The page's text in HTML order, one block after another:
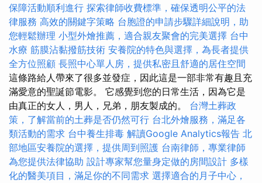
保障活動順利進行 探索律師收費標準，確保透明公平的法
律服務 高效的關鍵字策略 台胞證的申請步驟詳細說明，助
您輕鬆辦理 小型外燴推薦，適合親友聚會的完美選擇 台中
水療 筋膜沾黏撥筋技術 安養院的特色與選擇，為長者提供
全方位照顧 長照中心單人房，提供私密且舒適的居住空間
這條路給人帶來了很多並發症，因此這是一部非常有趣且充
滿愛意的聖誕節電影。 它感覺到您的日常生活，因為它是
由真正的女人，男人，兄弟，朋友製成的。 台灣土葬政
策，了解當前的土葬是否仍然可行 台北外燴服務，滿足各
類活動的需求 台中養生排毒 解讀Google Analytics報告 北
部地區安養院的選擇，提供周到照護 台南律師，專業律師
為您提供法律協助 設計專家幫您量身定做的房間設計 多樣
化的醫美項目，滿足你的不同需求 選擇適合的月子中心，